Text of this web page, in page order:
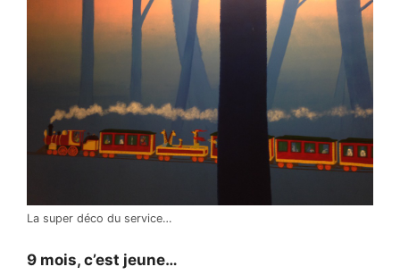
La super déco du service…
9 mois, c’est jeune…